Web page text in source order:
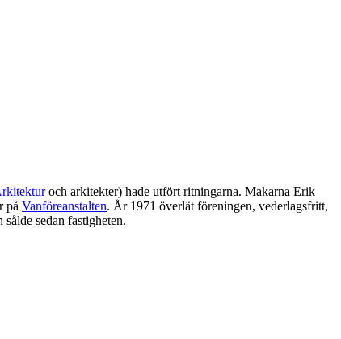
och arkitekter) hade utfört ritningarna. Makarna Erik
på Vanföreanstalten. År 1971 överlät föreningen, vederlagsfritt,
sedan fastigheten.